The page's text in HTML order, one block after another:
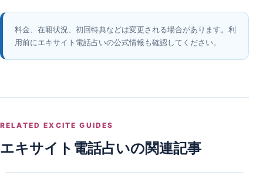
料金、在籍状況、初回特典などは変更される場合があります。利
用前にエキサイト電話占いの公式情報も確認してください。
RELATED EXCITE GUIDES
エキサイト電話占いの関連記事